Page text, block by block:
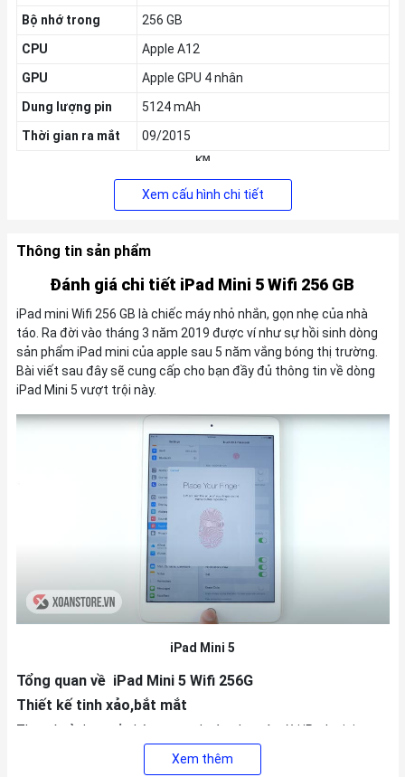
Bộ nhớ trong
256 GB
CPU
Apple A12
GPU
Apple GPU 4 nhân
Dung lượng pin
5124 mAh
Thời gian ra mắt
09/2015
KM
Giảm thêm 5% tối đa200k
cũ
Xem cấu hình chi tiết
Thông tin sản phẩm
Đánh giá chi tiết iPad Mini 5 Wifi 256 GB
iPad mini Wifi 256 GB là chiếc máy nhỏ nhắn, gọn nhẹ của nhà
táo. Ra đời vào tháng 3 năm 2019 được ví như sự hồi sinh dòng
sản phẩm iPad mini của apple sau 5 năm vắng bóng thị trường.
Bài viết sau đây sẽ cung cấp cho bạn đầy đủ thông tin về dòng
iPad Mini 5 vượt trội này.
iPad Mini 5
Tổng quan về iPad Mini 5 Wifi 256G
Thiết kế tinh xảo,bắt mắt
Thay vì sử dụng vỏ nhôm quen thuộc như các đời iPad mini
trước thì iPad mini 5 được làm từ khung kim loại có độ cứng cáp
hơn tránh biến dạng trong quá trình sử dụng. Bên cạnh đó, máy
Xem thêm